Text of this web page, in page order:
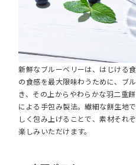
新鮮なブルーベリーは、はじける
の食感を最大限味わうために、ブ
き、その上からやわらかな羽二重
による手包み製法。繊細な餅生地
しく包み上げることで、素材それ
楽しみいただけます。